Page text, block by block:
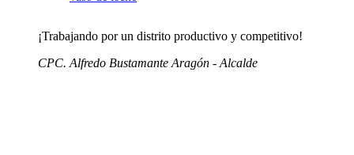
¡Trabajando por un distrito productivo y competitivo!
CPC. Alfredo Bustamante Aragón - Alcalde